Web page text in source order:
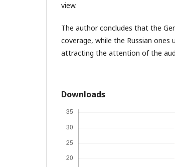
view.
The author concludes that the
coverage, while the Russian
attracting the attention of the
Downloads